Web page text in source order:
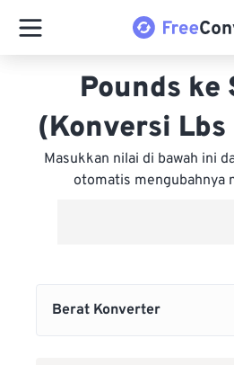
Pounds ke
(Konversi
Masukkan nilai di bawah ini
otomatis mengubahnya